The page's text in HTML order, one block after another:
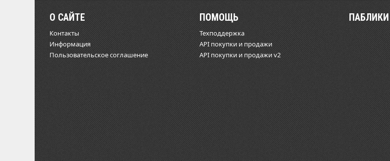
О САЙТЕ
Контакты
Информация
Пользовательское соглашение
ПОМОЩЬ
Техподдержка
API покупки и продажи
API покупки и продажи v2
ПАБЛИКИ